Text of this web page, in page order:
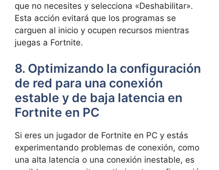
que no necesites y selecciona «Deshabilitar».
Esta acción evitará que los programas se
carguen al inicio y ocupen recursos mientras
juegas a Fortnite.
8. Optimizando la configuración
de red para una conexión
estable y de baja latencia en
Fortnite en PC
Si eres un jugador de Fortnite en PC y estás
experimentando problemas de conexión, como
una alta latencia o una conexión inestable, es